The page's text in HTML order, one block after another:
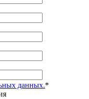
данных.*